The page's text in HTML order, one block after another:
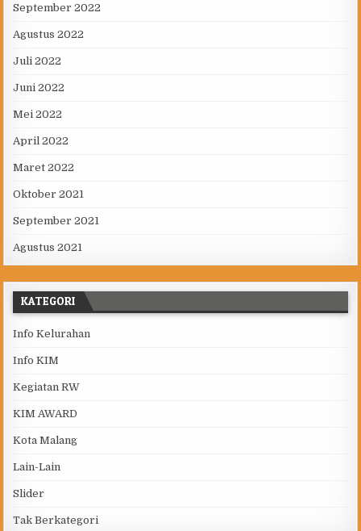
September 2022
Agustus 2022
Juli 2022
Juni 2022
Mei 2022
April 2022
Maret 2022
Oktober 2021
September 2021
Agustus 2021
KATEGORI
Info Kelurahan
Info KIM
Kegiatan RW
KIM AWARD
Kota Malang
Lain-Lain
Slider
Tak Berkategori